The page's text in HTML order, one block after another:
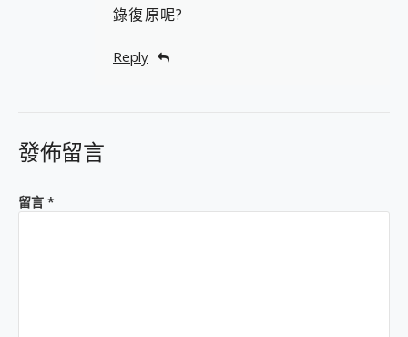
錄復原呢?
Reply
發佈留言
留言 *